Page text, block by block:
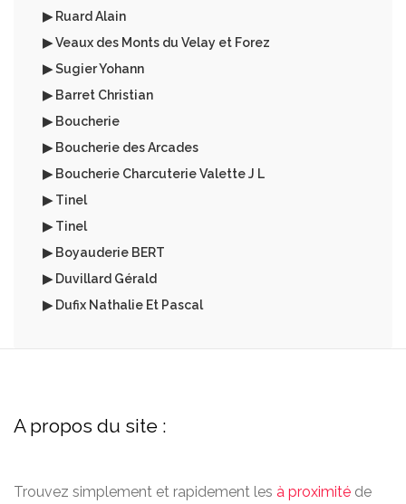
▶ Ruard Alain
▶ Veaux des Monts du Velay et Forez
▶ Sugier Yohann
▶ Barret Christian
▶ Boucherie
▶ Boucherie des Arcades
▶ Boucherie Charcuterie Valette J L
▶ Tinel
▶ Tinel
▶ Boyauderie BERT
▶ Duvillard Gérald
▶ Dufix Nathalie Et Pascal
A propos du site :
Trouvez simplement et rapidement les à proximité de